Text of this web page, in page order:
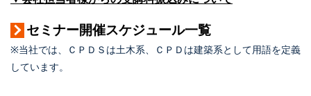
セミナー開催スケジュール一覧
※当社では、ＣＰＤＳは土木系、ＣＰＤは建築系として用語を定義
しています。